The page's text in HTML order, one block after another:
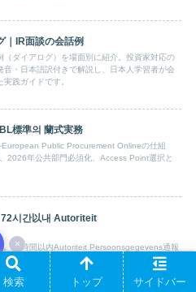
×
｜IR面談の会話例
ダイアログ）を場面別に紹介。投資家対応の
・日本語訳付きで解説し、日本人学習者が会
践ガイドです。
標準의 蘭式実務
Public Procurement Onlineの仕組
2026年公共部門必須化、Access Point選択と
시간以내 Autoriteit
。72時間以内Autoriteit Persoonsgegevens通報
ション、影響を受けた個人への通知手順まで
検索 トップ サイドバー